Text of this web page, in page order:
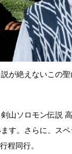
が絶えないこの聖
山ソロモン伝説
す。さらに、スペ
程同行。